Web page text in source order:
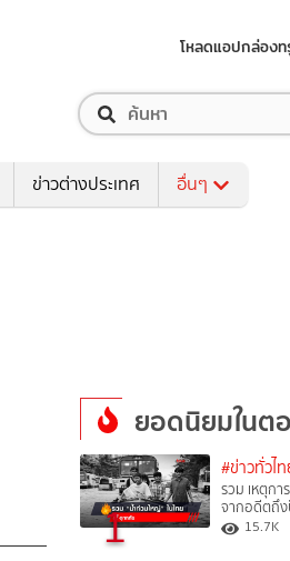
โหลดแอปกล่องท
ข่าวต่างประเทศ อื่นๆ
ยอดนิยมในต
1
#ข่าวทั่วไ
รวม เหตุกา
จากอดีตถึ
15.7K